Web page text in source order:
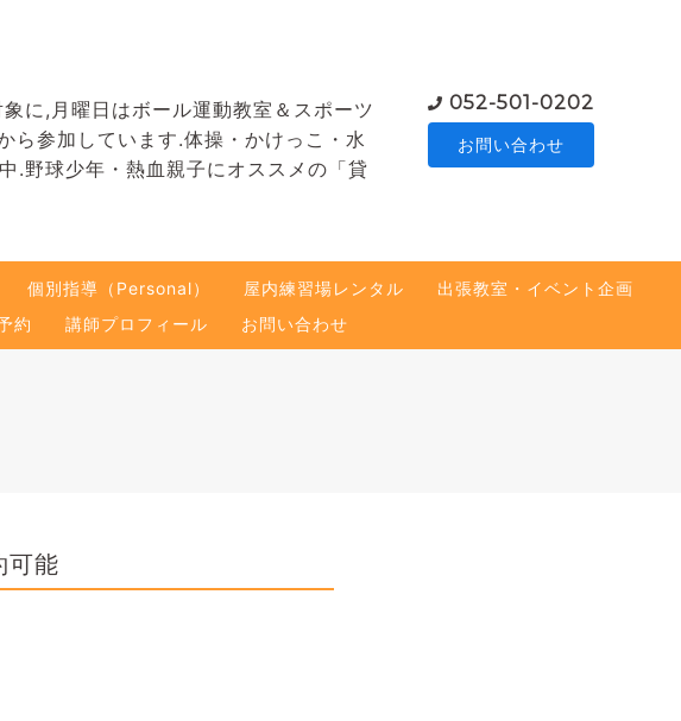
に,月曜日はボール運動教室＆スポーツ
ら参加しています.体操・かけっこ・水
.野球少年・熱血親子にオススメの「貸
052-501-0202
お問い合わせ
個別指導（Personal） 屋内練習場レンタル
出張教室・イベント企画
約 講師プロフィール お問い合わせ
能